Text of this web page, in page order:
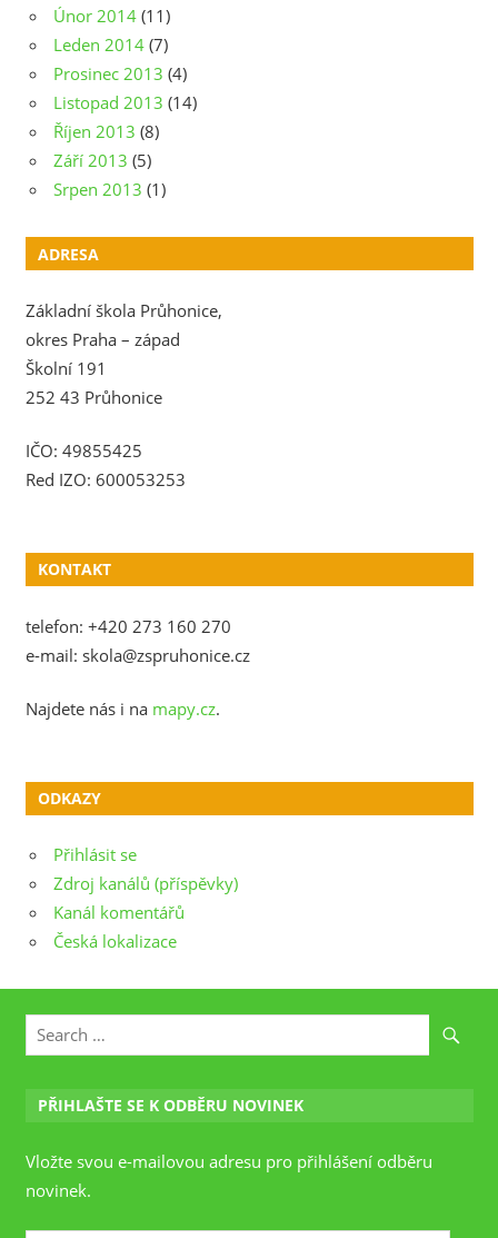
Únor 2014 (11)
Leden 2014 (7)
Prosinec 2013 (4)
Listopad 2013 (14)
Říjen 2013 (8)
Září 2013 (5)
Srpen 2013 (1)
ADRESA
Základní škola Průhonice,
okres Praha – západ
Školní 191
252 43 Průhonice
IČO: 49855425
Red IZO: 600053253
KONTAKT
telefon: +420 273 160 270
e-mail: skola@zspruhonice.cz
Najdete nás i na mapy.cz.
ODKAZY
Přihlásit se
Zdroj kanálů (příspěvky)
Kanál komentářů
Česká lokalizace
PŘIHLAŠTE SE K ODBĚRU NOVINEK
Vložte svou e-mailovou adresu pro přihlášení odběru
novinek.